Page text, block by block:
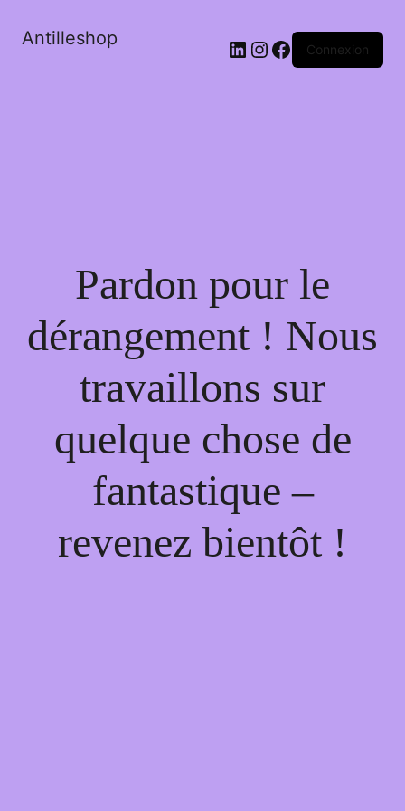
Antilleshop LinkedIn
Instagram
Facebook
Connexion
Pardon pour le
dérangement ! Nous
travaillons sur
quelque chose de
fantastique –
revenez bientôt !